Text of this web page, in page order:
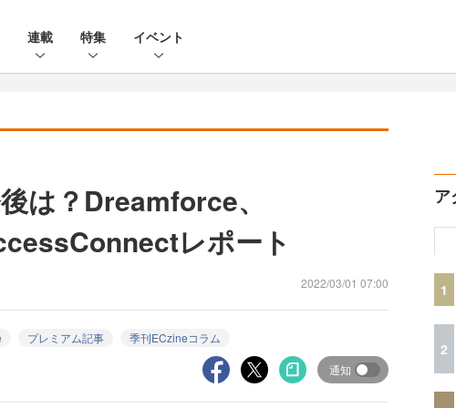
連載 特集 イベント
は？Dreamforce、
レポート
2022/03/01 07:00
プレミアム記事 季刊ECzineコラム
通知
ア
1
2